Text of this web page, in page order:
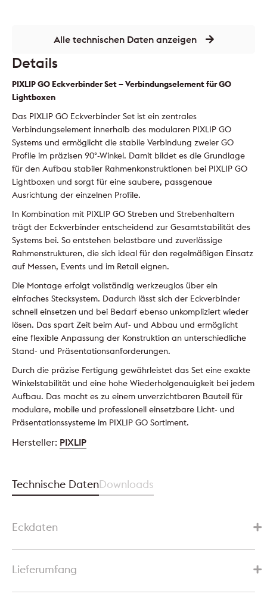
Alle technischen Daten anzeigen
Details
PIXLIP GO Eckverbinder Set – Verbindungselement für GO
Lightboxen
Das PIXLIP GO Eckverbinder Set ist ein zentrales
Verbindungselement innerhalb des modularen PIXLIP GO
Systems und ermöglicht die stabile Verbindung zweier GO
Profile im präzisen 90°-Winkel. Damit bildet es die Grundlage
für den Aufbau stabiler Rahmenkonstruktionen bei PIXLIP GO
Lightboxen und sorgt für eine saubere, passgenaue
Ausrichtung der einzelnen Profile.
In Kombination mit PIXLIP GO Streben und Strebenhaltern
trägt der Eckverbinder entscheidend zur Gesamtstabilität des
Systems bei. So entstehen belastbare und zuverlässige
Rahmenstrukturen, die sich ideal für den regelmäßigen Einsatz
auf Messen, Events und im Retail eignen.
Die Montage erfolgt vollständig werkzeuglos über ein
einfaches Stecksystem. Dadurch lässt sich der Eckverbinder
schnell einsetzen und bei Bedarf ebenso unkompliziert wieder
lösen. Das spart Zeit beim Auf- und Abbau und ermöglicht
eine flexible Anpassung der Konstruktion an unterschiedliche
Stand- und Präsentationsanforderungen.
Durch die präzise Fertigung gewährleistet das Set eine exakte
Winkelstabilität und eine hohe Wiederholgenauigkeit bei jedem
Aufbau. Das macht es zu einem unverzichtbaren Bauteil für
modulare, mobile und professionell einsetzbare Licht- und
Präsentationssysteme im PIXLIP GO Sortiment.
Hersteller: PIXLIP
Technische DatenDownloads
Eckdaten
Lieferumfang